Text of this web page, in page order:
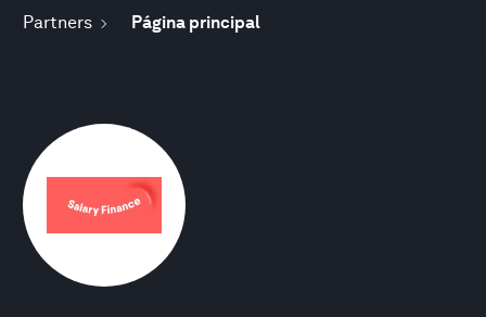
Partners Página principal